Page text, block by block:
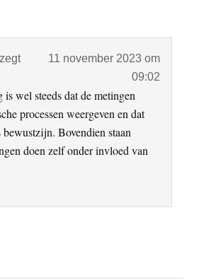
zegt
11 november 2023 om
09:02
wel steeds dat de metingen
processen weergeven en dat
Bovendien staan
doen zelf onder invloed van